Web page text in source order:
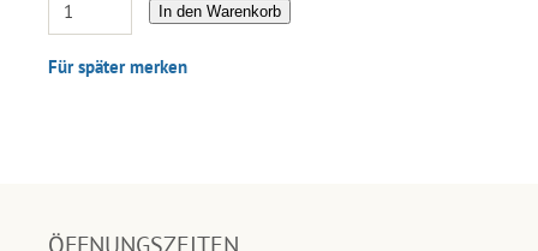
In den Warenkorb
Für später merken